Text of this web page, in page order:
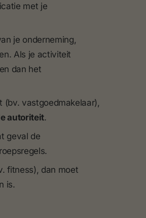
met je
je onderneming,
Als je activiteit
dan het
(bv. vastgoedmakelaar),
autoriteit.
geval de
fitness), dan moet
is.